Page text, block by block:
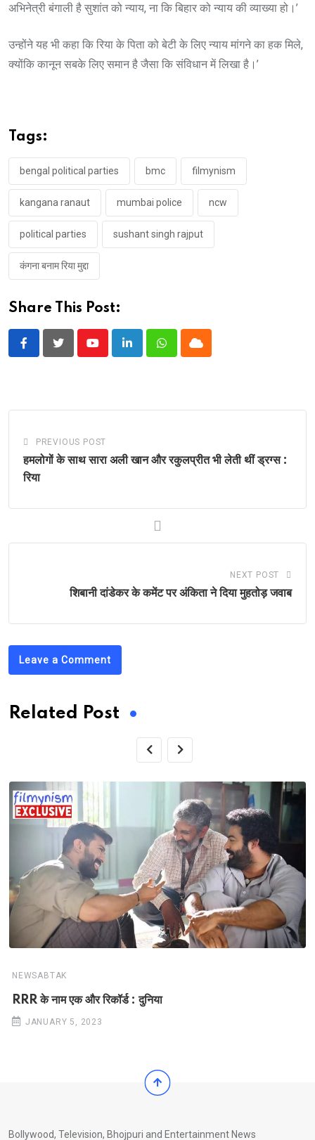
अभिनेत्री बंगाली है सुशांत को न्याय, ना कि बिहार को न्याय की व्याख्या हो।’
उन्होंने यह भी कहा कि रिया के पिता को बेटी के लिए न्याय मांगने का हक मिले,
क्योंकि कानून सबके लिए समान है जैसा कि संविधान में लिखा है।’
Tags:
bengal political parties bmc filmynism
kangana ranaut mumbai police ncw
political parties sushant singh rajput
कंगना बनाम रिया मुद्दा
Share This Post:
YoutubeLinkedInWhatsappCloud
PREVIOUS POST
हमलोगों के साथ सारा अली खान और रकुलप्रीत भी लेती थीं ड्रग्स :
रिया
NEXT POST
शिबानी दांडेकर के कमेंट पर अंकिता ने दिया मुहतोड़ जवाब
Leave a Comment
Related Post
NEWSABTAK
RRR के नाम एक और रिकॉर्ड : दुनिया
JANUARY 5, 2023
Bollywood, Television, Bhojpuri and Entertainment News